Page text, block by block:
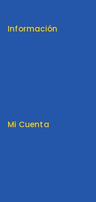
Información
Mi Cuenta